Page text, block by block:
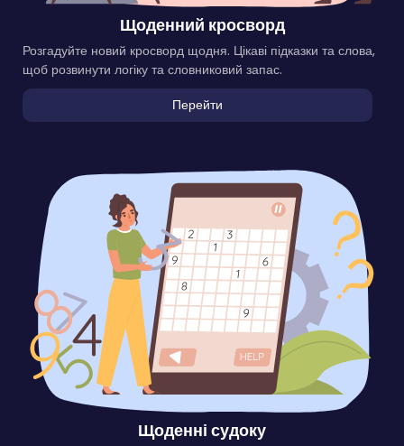
Щоденний кросворд
Розгадуйте новий кросворд щодня. Цікаві підказки та слова,
щоб розвинути логіку та словниковий запас.
Перейти
Щоденні судоку